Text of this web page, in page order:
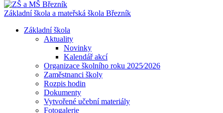
Základní škola a mateřská škola Březník
Základní škola
Aktuality
Novinky
Kalendář akcí
Organizace školního roku 2025⁄2026
Zaměstnanci školy
Rozpis hodin
Dokumenty
Vytvořené učební materiály
Fotogalerie